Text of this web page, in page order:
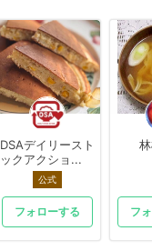
DSAデイリースト
ックアクショ...
公式
フォローする フ